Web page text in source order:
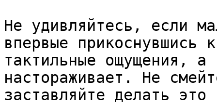
Не удивляйтесь, если
впервые
тактильные ощущения, а
настораживает. Не
заставляйте делать